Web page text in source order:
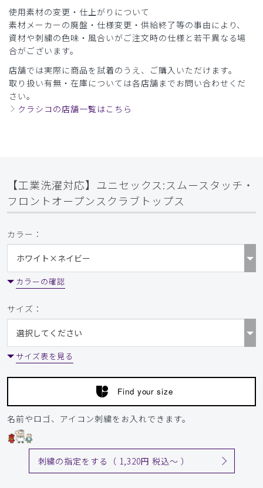
使用素材の変更・仕上がりについて
素材メーカーの廃盤・仕様変更・供給終了等の事由により、
資材や刺繍の色味・風合いがご注文時の仕様と若干異なる場
合がございます。
店舗では実際に商品を試着のうえ、ご購入いただけます。
取り扱い有無・在庫については各店舗までお問い合わせくだ
さい。
クラシコの店舗一覧はこちら
【工業洗濯対応】ユニセックス:スムースタッチ・
フロントオープンスクラブトップス
カラー：
カラーの確認
サイズ：
サイズ表を見る
Find your size
名前やロゴ、アイコン刺繍をお入れできます。
刺繍の指定をする（ 1,320円 税込〜 ）